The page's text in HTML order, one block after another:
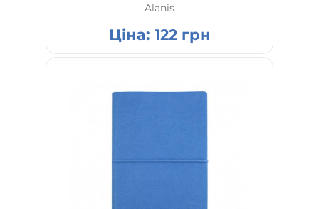
Alanis
Ціна: 122 грн